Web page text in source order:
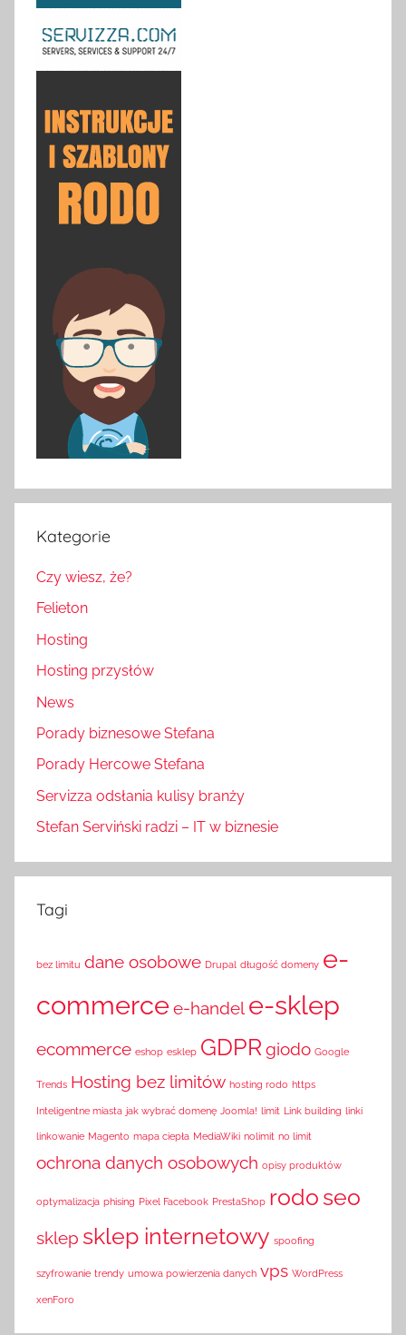
Kategorie
Czy wiesz, że?
Felieton
Hosting
Hosting przysłów
News
Porady biznesowe Stefana
Porady Hercowe Stefana
Servizza odsłania kulisy branży
Stefan Serviński radzi – IT w biznesie
Tagi
bez limitu dane osobowe Drupal długość domeny e-
commercee-handel e-sklep
ecommerce eshop esklep GDPRgiodo Google
Trends Hosting bez limitów hosting rodo https
Inteligentne miasta jak wybrać domenę Joomla! limit Link building linki
linkowanie Magento mapa ciepła MediaWiki nolimit no limit
ochrona danych osobowych opisy produktów
optymalizacja phising Pixel Facebook PrestaShop rodo seo
sklep sklep internetowy spoofing
szyfrowanie trendy umowa powierzenia danych vps WordPress
xenForo